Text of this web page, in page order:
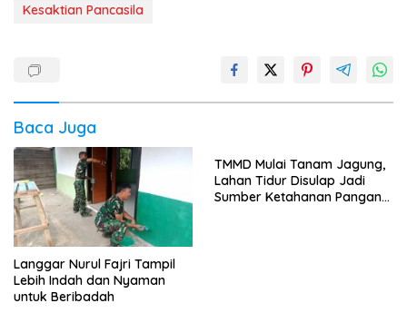
Kesaktian Pancasila
Baca Juga
Langgar Nurul Fajri Tampil
Lebih Indah dan Nyaman
untuk Beribadah
TMMD Mulai Tanam Jagung,
Lahan Tidur Disulap Jadi
Sumber Ketahanan Pangan